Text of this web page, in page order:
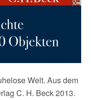
Welt. Aus dem
C. H. Beck 2013.